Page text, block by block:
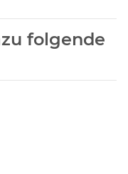
folgende